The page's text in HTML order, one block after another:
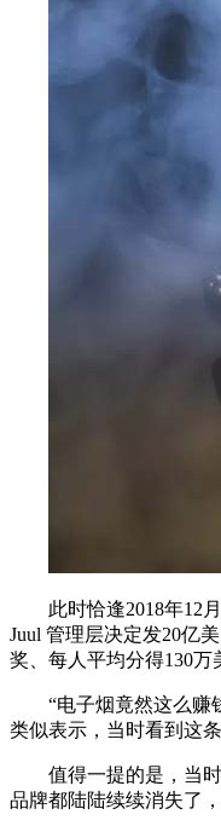
此时恰逢2018年12
Juul 管理层决定发20亿
奖、每人平均分得130万
“电子烟竟然这么赚
类似表示，当时看到这
值得一提的是，当
品牌都陆陆续续消失了